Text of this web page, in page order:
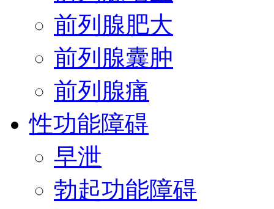
前列腺肥大
前列腺囊肿
前列腺痛
性功能障碍
早泄
勃起功能障碍